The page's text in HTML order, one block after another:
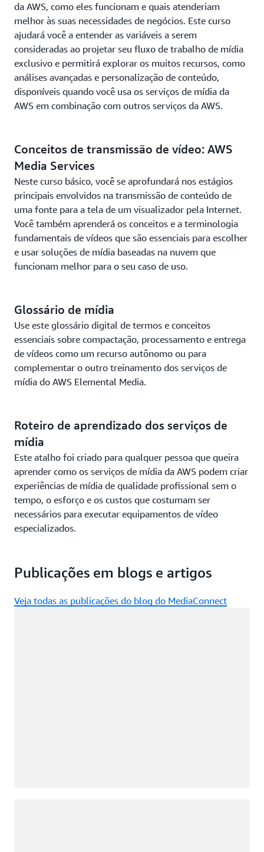
da AWS, como eles funcionam e quais atenderiam
melhor às suas necessidades de negócios. Este curso
ajudará você a entender as variáveis a serem
consideradas ao projetar seu fluxo de trabalho de mídia
exclusivo e permitirá explorar os muitos recursos, como
análises avançadas e personalização de conteúdo,
disponíveis quando você usa os serviços de mídia da
AWS em combinação com outros serviços da AWS.
Conceitos de transmissão de vídeo: AWS
Media Services
Neste curso básico, você se aprofundará nos estágios
principais envolvidos na transmissão de conteúdo de
uma fonte para a tela de um visualizador pela Internet.
Você também aprenderá os conceitos e a terminologia
fundamentais de vídeos que são essenciais para escolher
e usar soluções de mídia baseadas na nuvem que
funcionam melhor para o seu caso de uso.
Glossário de mídia
Use este glossário digital de termos e conceitos
essenciais sobre compactação, processamento e entrega
de vídeos como um recurso autônomo ou para
complementar o outro treinamento dos serviços de
mídia do AWS Elemental Media.
Roteiro de aprendizado dos serviços de
mídia
Este atalho foi criado para qualquer pessoa que queira
aprender como os serviços de mídia da AWS podem criar
experiências de mídia de qualidade profissional sem o
tempo, o esforço e os custos que costumam ser
necessários para executar equipamentos de vídeo
especializados.
Publicações em blogs e artigos
Veja todas as publicações do blog do MediaConnect